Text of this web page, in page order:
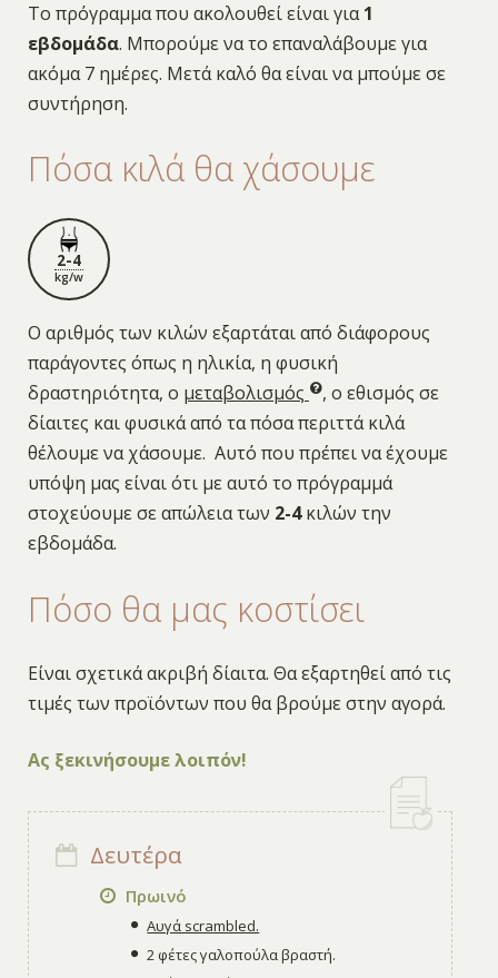
Το πρόγραμμα που ακολουθεί είναι για1
εβδομάδα. Μπορούμε να το επαναλάβουμε για
ακόμα 7 ημέρες. Μετά καλό θα είναι να μπούμε σε
συντήρηση.
Πόσα κιλά θα χάσουμε
2-4
kg/w
Ο αριθμός των κιλών εξαρτάται από διάφορους
παράγοντες όπως η ηλικία, η φυσική
δραστηριότητα, ο μεταβολισμός
, ο εθισμός σε
δίαιτες και φυσικά από τα πόσα περιττά κιλά
θέλουμε να χάσουμε. Αυτό που πρέπει να έχουμε
υπόψη μας είναι ότι με αυτό το πρόγραμμά
στοχεύουμε σε απώλεια των 2-4κιλών την
εβδομάδα.
Πόσο θα μας κοστίσει
Είναι σχετικά ακριβή δίαιτα. Θα εξαρτηθεί από τις
τιμές των προϊόντων που θα βρούμε στην αγορά.
Ας ξεκινήσουμε λοιπόν!
Δευτέρα
Πρωινό
Αυγά scrambled.
2 φέτες γαλοπούλα βραστή.